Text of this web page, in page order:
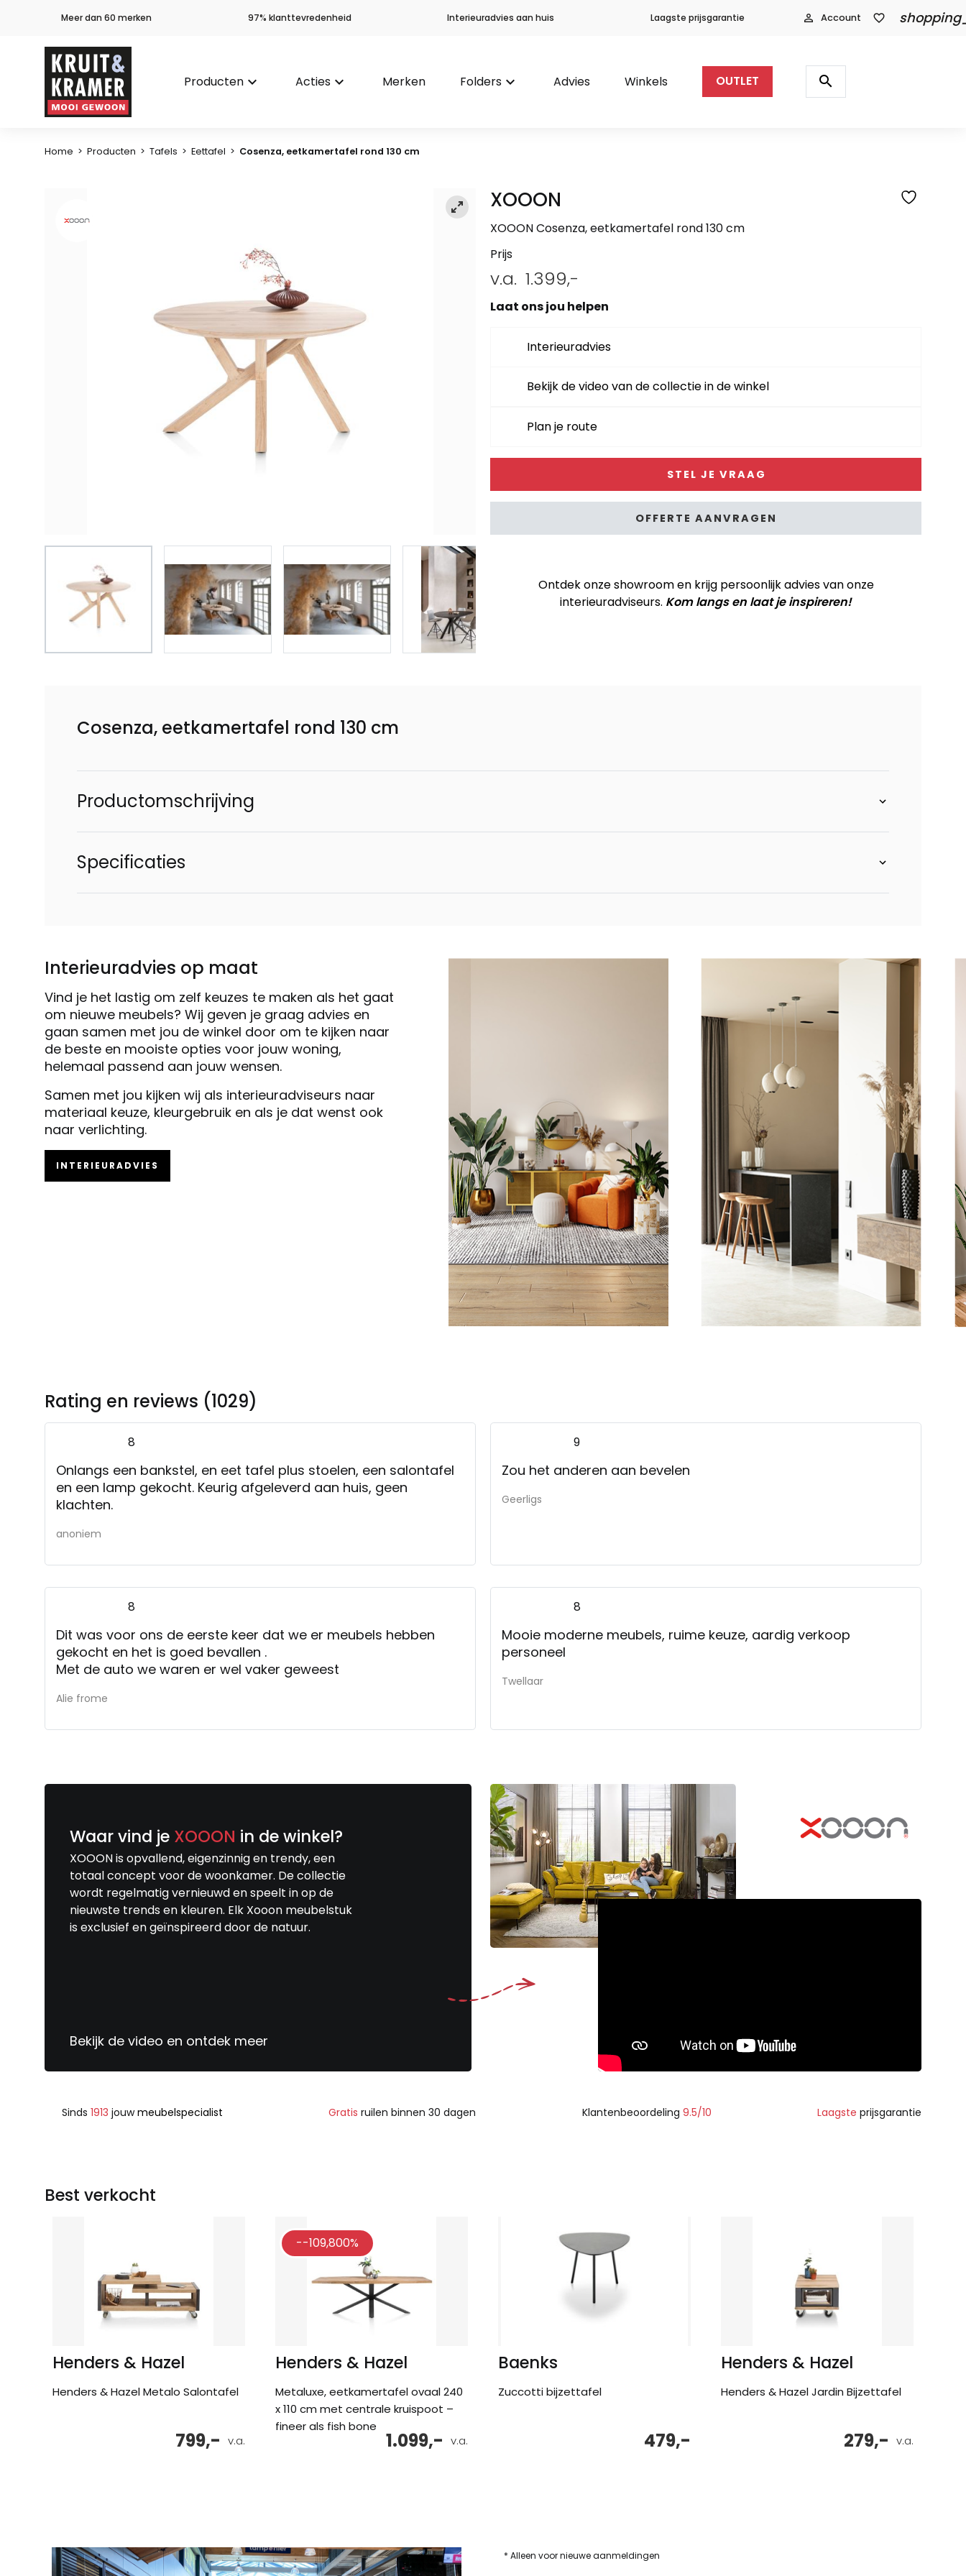
Meer dan 60 merken 97% klanttevredenheid Interieuradvies aan huis Laagste prijsgarantie person_outline Account favorite_border
Producten keyboard_arrow_down Acties keyboard_arrow_down Merken Folders keyboard_arrow_down Advies Winkels OUTLET
Producten
zoeken
search
Home > Producten > Tafels > Eettafel > Cosenza, eetkamertafel rond 130 cm
XOOON
XOOON Cosenza, eetkamertafel rond 130 cm
Prijs
v.a. 1.399,-
Laat ons jou helpen
Interieuradvies
Bekijk de video van de collectie in de winkel
Plan je route
STEL JE VRAAG
OFFERTE AANVRAGEN
Ontdek onze showroom en krijg persoonlijk advies van onze
interieuradviseurs. Kom langs en laat je inspireren!
Cosenza, eetkamertafel rond 130 cm
Productomschrijving
Specificaties
Interieuradvies op maat
Vind je het lastig om zelf keuzes te maken als het gaat
om nieuwe meubels? Wij geven je graag advies en
gaan samen met jou de winkel door om te kijken naar
de beste en mooiste opties voor jouw woning,
helemaal passend aan jouw wensen.
Samen met jou kijken wij als interieuradviseurs naar
materiaal keuze, kleurgebruik en als je dat wenst ook
naar verlichting.
INTERIEURADVIES
Rating en reviews (1029)
8
Onlangs een bankstel, en eet tafel plus stoelen, een salontafel
en een lamp gekocht. Keurig afgeleverd aan huis, geen
klachten.
anoniem
9
Zou het anderen aan bevelen
Geerligs
8
Dit was voor ons de eerste keer dat we er meubels hebben
gekocht en het is goed bevallen .
Met de auto we waren er wel vaker geweest
Alie frome
8
Mooie moderne meubels, ruime keuze, aardig verkoop
personeel
Twellaar
Waar vind je XOOON in de winkel?
XOOON is opvallend, eigenzinnig en trendy, een
totaal concept voor de woonkamer. De collectie
wordt regelmatig vernieuwd en speelt in op de
nieuwste trends en kleuren. Elk Xooon meubelstuk
is exclusief en geïnspireerd door de natuur.
Bekijk de video en ontdek meer
Sinds 1913 jouwmeubelspecialist Gratis ruilen binnen 30 dagen Klantenbeoordeling 9.5/10 Laagste prijsgarantie
Best verkocht
Henders & Hazel
Henders & Hazel Metalo Salontafel
v.a.
799,-
--109,800%
Henders & Hazel
Metaluxe, eetkamertafel ovaal 240
x 110 cm met centrale kruispoot –
fineer als fish bone
v.a.
1.099,-
Baenks
Zuccotti bijzettafel
479,-
Henders & Hazel
Henders & Hazel Jardin Bijzettafel
v.a.
279,-
* Alleen voor nieuwe aanmeldingen